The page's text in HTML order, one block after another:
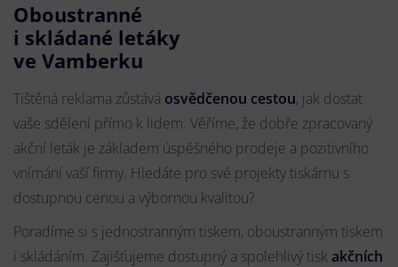
Oboustranné
i skládané letáky
ve Vamberku
Tištěná reklama zůstává osvědčenou cestou, jak dostat
vaše sdělení přímo k lidem. Věříme, že dobře zpracovaný
akční leták je základem úspěšného prodeje a pozitivního
vnímání vaší firmy. Hledáte pro své projekty tiskárnu s
dostupnou cenou a výbornou kvalitou?
Poradíme si s jednostranným tiskem, oboustranným tiskem
i skládáním. Zajišťujeme dostupný a spolehlivý tisk akčních